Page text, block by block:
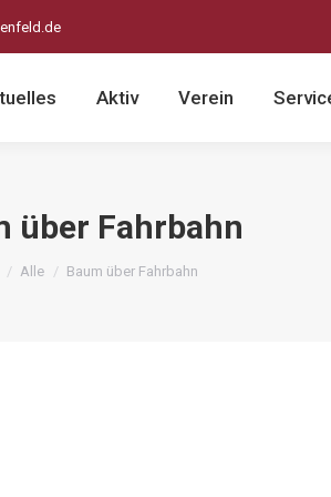
Aktiv Verein
über Fahrbahn
sich hier:
Alle Baum über Fahrbahn